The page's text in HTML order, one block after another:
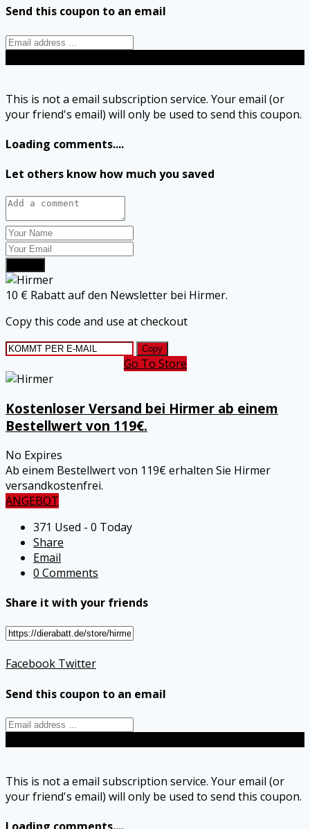
Send this coupon to an email
This is not a email subscription service. Your email (or
your friend's email) will only be used to send this coupon.
Loading comments....
Let others know how much you saved
10 € Rabatt auf den Newsletter bei Hirmer.
Copy this code and use at checkout
Copy
Go To Store
Kostenloser Versand bei Hirmer ab einem
Bestellwert von 119€.
No Expires
Ab einem Bestellwert von 119€ erhalten Sie Hirmer
versandkostenfrei.
ANGEBOT
371 Used - 0 Today
Share
Email
0 Comments
Share it with your friends
Facebook Twitter
Send this coupon to an email
This is not a email subscription service. Your email (or
your friend's email) will only be used to send this coupon.